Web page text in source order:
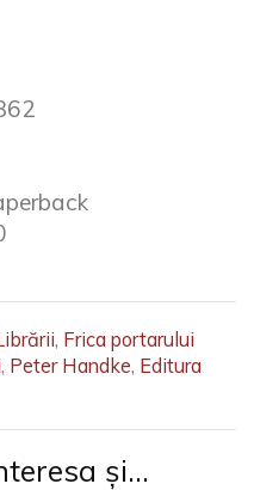
, Frica portarului
, Peter Handke, Editura
și...